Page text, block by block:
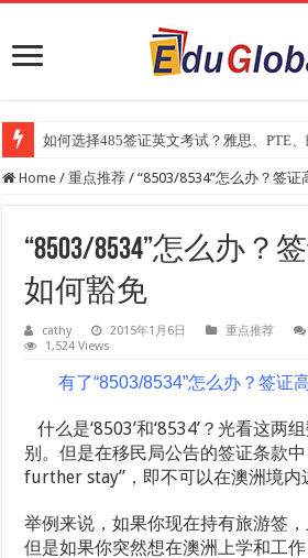
如何选择485签证英文考试？雅思、PTE
2025年《澳洲金融评论报》大学排名出
Home / 重点推荐 / “8503/8534”怎么办？签
“8503/8534”怎么办？
如何豁免
cathy 2015年1月6日 重点推荐
1,524 Views
有了“8503/8534”怎么办？签证
什么是‘8503’和‘8534’？光看这两
别。但是在移民局公告的签证条款
further stay”，即不可以在澳洲境内
举例来说，如果你现在持有旅游签，
但是如果你突然想在澳洲上学和工